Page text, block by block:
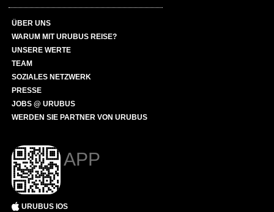
ÜBER UNS
WARUM MIT URUBUS REISE?
UNSERE WERTE
TEAM
SOZIALES NETZWERK
PRESSE
JOBS @ URUBUS
WERDEN SIE PARTNER VON URUBUS
APP
URUBUS IOS